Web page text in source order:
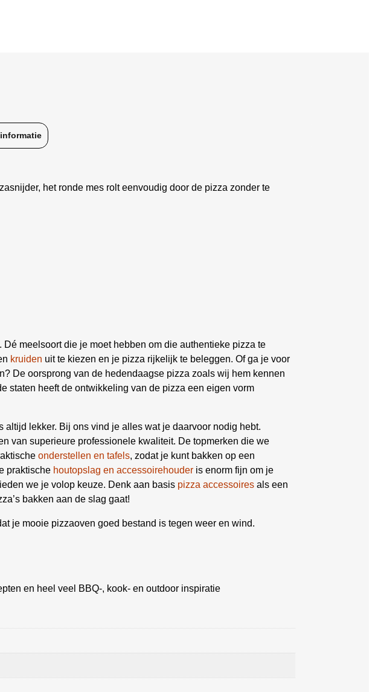
het ronde mes rolt eenvoudig door de pizza zonder te
. Dé meelsoort die je moet hebben om die authentieke pizza te
kruiden uit te kiezen en je pizza rijkelijk te beleggen. Of ga je voor
De oorsprong van de hedendaagse pizza zoals wij hem kennen
staten heeft de ontwikkeling van de pizza een eigen vorm
lekker. Bij ons vind je alles wat je daarvoor nodig hebt.
van superieure professionele kwaliteit. De topmerken die we
onderstellen en tafels, zodat je kunt bakken op een
praktische houtopslag en accessoirehouder is enorm fijn om je
we je volop keuze. Denk aan basis pizza accessoires als een
bakken aan de slag gaat!
je mooie pizzaoven goed bestand is tegen weer en wind.
en heel veel BBQ-, kook- en outdoor inspiratie